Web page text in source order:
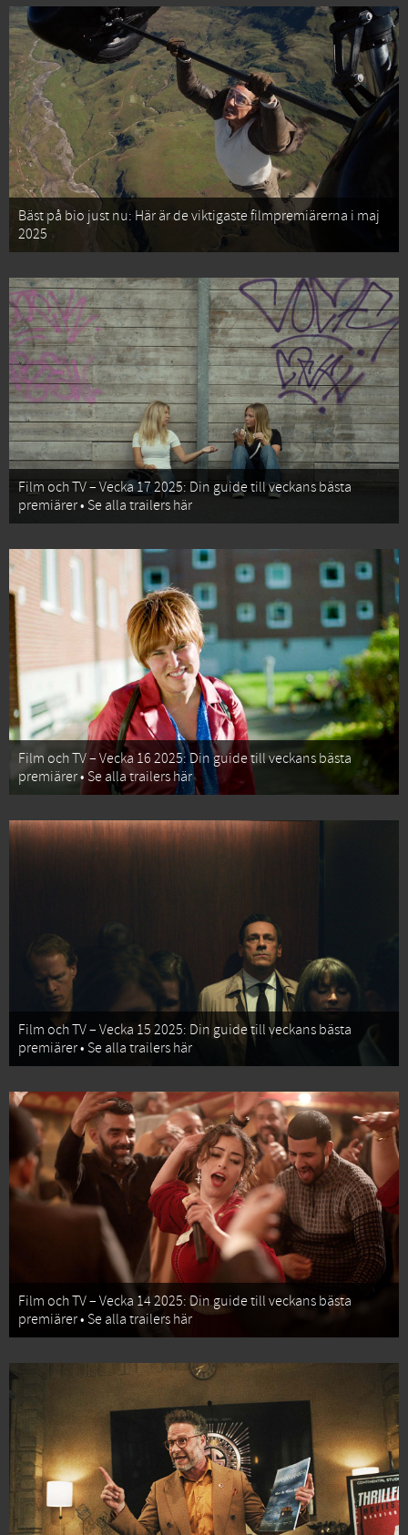
Bäst på bio just nu: Här är de viktigaste filmpremiärerna i maj
2025
Film och TV – Vecka 17 2025: Din guide till veckans bästa
premiärer • Se alla trailers här
Film och TV – Vecka 16 2025: Din guide till veckans bästa
premiärer • Se alla trailers här
Film och TV – Vecka 15 2025: Din guide till veckans bästa
premiärer • Se alla trailers här
Film och TV – Vecka 14 2025: Din guide till veckans bästa
premiärer • Se alla trailers här